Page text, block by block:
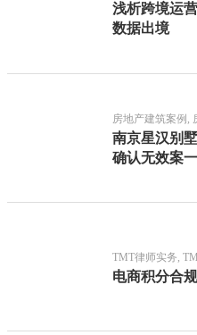
浅析跨境运
数据出境
房地产建筑案例,
南京星汉别
确认无效案
TMT律师实务,
电商积分合